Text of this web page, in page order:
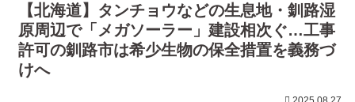
【北海道】タンチョウなどの生息地・釧路湿
原周辺で「メガソーラー」建設相次ぐ…工事
許可の釧路市は希少生物の保全措置を義務づ
けへ